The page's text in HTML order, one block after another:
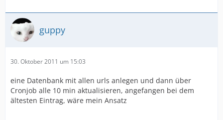
guppy
30. Oktober 2011 um 15:03
eine Datenbank mit allen urls anlegen und dann über
Cronjob alle 10 min aktualisieren, angefangen bei dem
ältesten Eintrag, wäre mein Ansatz